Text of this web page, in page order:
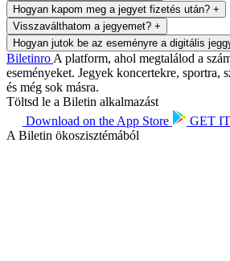
Hogyan kapom meg a jegyet fizetés után? +
Visszaválthatom a jegyemet? +
Hogyan jutok be az eseményre a digitális
Biletinro A platform, ahol megtalálod a
eseményeket. Jegyek koncertekre, sportra,
és még sok másra.
Töltsd le a Biletin alkalmazást
Download on the App Store GET
A Biletin ökoszisztémából